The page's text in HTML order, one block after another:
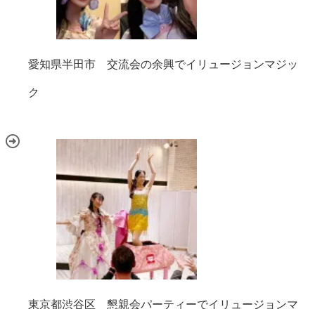
愛知県半田市 交流会の余興でイリュージョンマジッ
ク
東京都渋谷区 懇親会パーティーでイリュージョンマ